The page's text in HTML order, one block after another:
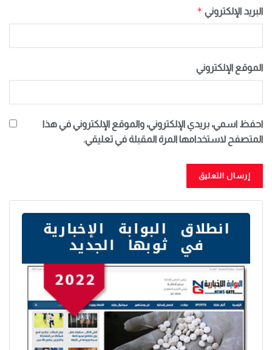
البريد الإلكتروني *
الموقع الإلكتروني
احفظ اسمي، بريدي الإلكتروني، والموقع الإلكتروني في هذا
المتصفح لاستخدامها المرة المقبلة في تعليقي.